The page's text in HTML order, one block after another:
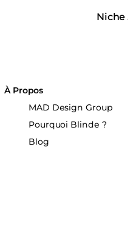
Niche
À Propos
MAD Design Group
Pourquoi Blinde ?
Blog